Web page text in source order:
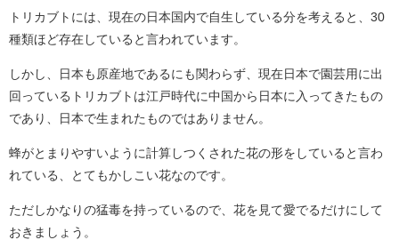
トリカブトには、現在の日本国内で自生している分を考えると、30
種類ほど存在していると言われています。
しかし、日本も原産地であるにも関わらず、現在日本で園芸用に出
回っているトリカブトは江戸時代に中国から日本に入ってきたもの
であり、日本で生まれたものではありません。
蜂がとまりやすいように計算しつくされた花の形をしていると言わ
れている、とてもかしこい花なのです。
ただしかなりの猛毒を持っているので、花を見て愛でるだけにして
おきましょう。